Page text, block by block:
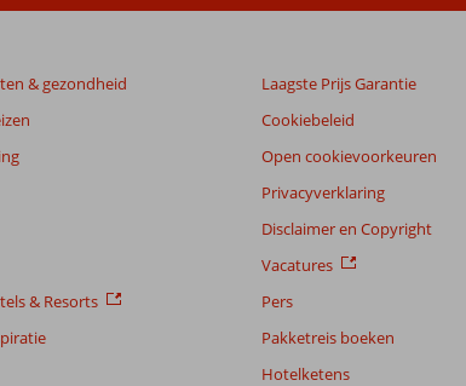
& gezondheid
& Resorts
Laagste Prijs Garantie
Cookiebeleid
Open cookievoorkeuren
Privacyverklaring
Disclaimer en Copyright
Vacatures
Pers
Pakketreis boeken
Hotelketens